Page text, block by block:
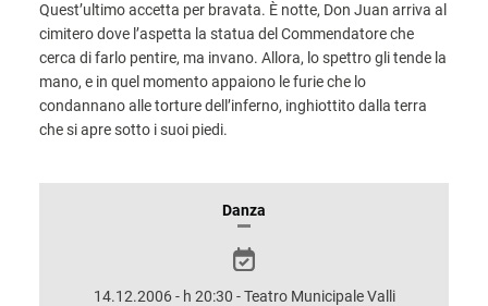
Quest’ultimo accetta per bravata. È notte, Don Juan arriva al
cimitero dove l’aspetta la statua del Commendatore che
cerca di farlo pentire, ma invano. Allora, lo spettro gli tende la
mano, e in quel momento appaiono le furie che lo
condannano alle torture dell’inferno, inghiottito dalla terra
che si apre sotto i suoi piedi.
INFORMAZIONIDanza
14.12.2006 - h 20:30 - Teatro Municipale Valli